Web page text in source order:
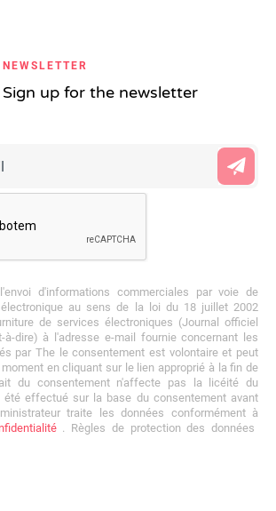
NEWSLETTER
Sign up for the newsletter
d'informations commerciales par voie de
au sens de la loi du 18 juillet 2002
de services électroniques (Journal officiel
à-dire) à l'adresse e-mail fournie concernant les
par The le consentement est volontaire et peut
en cliquant sur le lien approprié à la fin de
du consentement n'affecte pas la licéité du
été effectué sur la base du consentement avant
traite les données conformément à
. Règles de protection des données